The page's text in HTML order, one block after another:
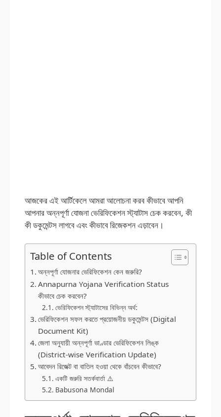
আজকের এই আর্টিকেলে আমরা আলোচনা করব কীভাবে আপনি
আপনার অন্নপূর্ণা যোজনা ভেরিফিকেশন স্ট্যাটাস চেক করবেন, কী
কী ডকুমেন্টস লাগবে এবং কীভাবে রিজেকশন এড়াবেন।
Table of Contents
অন্নপূর্ণা যোজনার ভেরিফিকেশন কেন জরুরি?
Annapurna Yojana Verification Status
কীভাবে চেক করবেন?
ভেরিফিকেশন স্ট্যাটাসের বিভিন্ন অর্থ:
ভেরিফিকেশন সফল করতে প্রয়োজনীয় ডকুমেন্টস (Digital
Document Kit)
জেলা অনুযায়ী অন্নপূর্ণা ভাণ্ডার ভেরিফিকেশন লিঙ্ক
(District-wise Verification Update)
আবেদন রিজেক্ট বা বাতিল হওয়া থেকে বাঁচবেন কীভাবে?
একটি জরুরি সতর্কবার্তা ⚠️
Babusona Mondal